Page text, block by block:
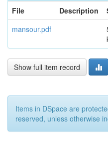
File
Description
mansour.pdf
Show full item record
Items in DSpace are
reserved, unless otherwise